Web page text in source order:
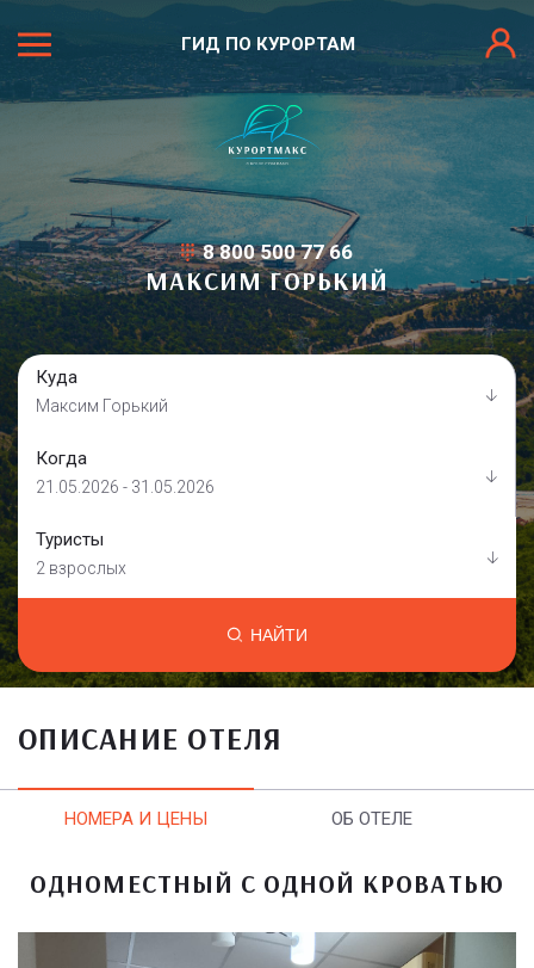
ГИД ПО КУРОРТАМ
8 800 500 77 66
МАКСИМ ГОРЬКИЙ
Куда
Максим Горький
Когда
21.05.2026 - 31.05.2026
Туристы
2 взрослых
НАЙТИ
ОПИСАНИЕ ОТЕЛЯ
НОМЕРА И ЦЕНЫ ОБ ОТЕЛЕ
ОДНОМЕСТНЫЙ С ОДНОЙ КРОВАТЬЮ